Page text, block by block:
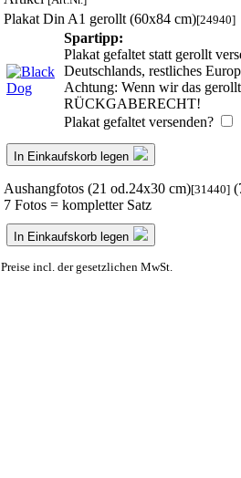
Plakat Din A1 gerollt (60x84 cm)[24940]
Spartipp:
Plakat gefaltet statt gerollt
Deutschlands, restliches
Achtung: Wenn wir das
RÜCKGABERECHT!
Plakat gefaltet versenden?
In Einkaufskorb legen
Aushangfotos (21 od.24x30 cm)[31440]
7 Fotos = kompletter Satz
In Einkaufskorb legen
Preise incl. der gesetzlichen MwSt.